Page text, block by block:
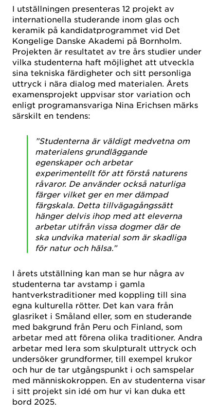
I utställningen presenteras 12 projekt av
internationella studerande inom glas och
keramik på kandidatprogrammet vid Det
Kongelige Danske Akademi på Bornholm.
Projekten är resultatet av tre års studier under
vilka studenterna haft möjlighet att utveckla
sina tekniska färdigheter och sitt personliga
uttryck i nära dialog med materialen. Årets
examensprojekt uppvisar stor variation och
enligt programansvariga Nina Erichsen märks
särskilt en tendens:
”Studenterna är väldigt medvetna om
materialens grundläggande
egenskaper och arbetar
experimentellt för att förstå naturens
råvaror. De använder också naturliga
färger vilket ger en mer dämpad
färgskala. Detta tillvägagångssätt
hänger delvis ihop med att eleverna
arbetar utifrån vissa dogmer där de
ska undvika material som är skadliga
för natur och hälsa.”
I årets utställning kan man se hur några av
studenterna tar avstamp i gamla
hantverkstraditioner med koppling till sina
egna kulturella rötter. Det kan vara från
glasriket i Småland eller, som en studerande
med bakgrund från Peru och Finland, som
arbetar med att förena olika traditioner. Andra
arbetar med lera som skulpturalt uttryck och
undersöker grundformer, till exempel krukor
och hur de tar utgångspunkt i och samspelar
med människokroppen. En av studenterna visar
i sitt projekt sin idé om hur vi kan duka ett
bord 2025.